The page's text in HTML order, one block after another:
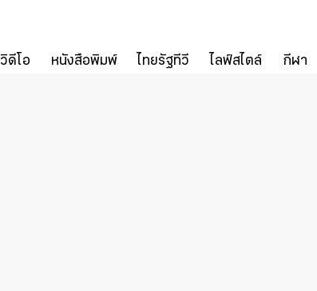
วิดีโอ หนังสือพิมพ์ ไทยรัฐทีวี ไลฟ์สไตล์ กีฬา